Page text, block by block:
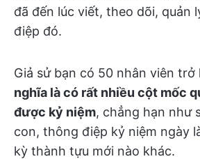
đã đến lúc viết, theo dõi, quản
điệp đó.
Giả sử bạn có 50 nhân viên
nghĩa là có rất nhiều cột mốc
được kỷ niệm, chẳng hạn như
con, thông điệp kỷ niệm ngày
kỳ thành tựu mới nào khác.